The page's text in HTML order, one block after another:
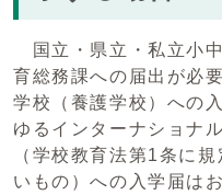
国立・県立・私立小
育総務課への届出が必
学校（養護学校）への
ゆるインターナショナ
（学校教育法第1条に
いもの）への入学届は